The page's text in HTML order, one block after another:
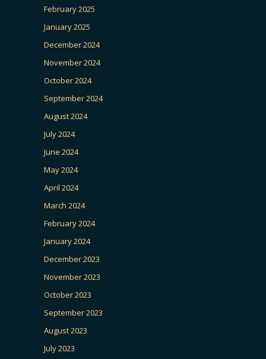
February 2025
January 2025
December 2024
November 2024
October 2024
September 2024
August 2024
July 2024
June 2024
May 2024
April 2024
March 2024
February 2024
January 2024
December 2023
November 2023
October 2023
September 2023
August 2023
July 2023